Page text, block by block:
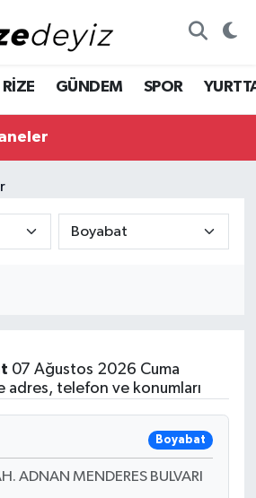
RİZE GÜNDEM SPOR
07 Ağustos 2026 Cuma
adres, telefon ve konumları
Boyabat
ADNAN MENDERES BULVARI
Haritası